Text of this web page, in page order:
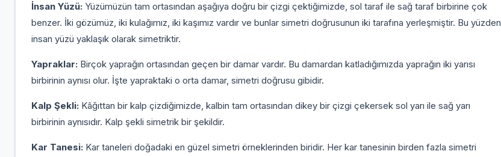
İnsan Yüzü:Yüzümüzün tam ortasından aşağıya doğru bir çizgi çektiğimizde, sol taraf ile sağ taraf birbirine çok
benzer. İki gözümüz, iki kulağımız, iki kaşımız vardır ve bunlar simetri doğrusunun iki tarafına yerleşmiştir. Bu yüzden
insan yüzü yaklaşık olarak simetriktir.
Yapraklar:Birçok yaprağın ortasından geçen bir damar vardır. Bu damardan katladığımızda yaprağın iki yarısı
birbirinin aynısı olur. İşte yapraktaki o orta damar, simetri doğrusu gibidir.
Kalp Şekli:Kâğıttan bir kalp çizdiğimizde, kalbin tam ortasından dikey bir çizgi çekersek sol yarı ile sağ yarı
birbirinin aynısıdır. Kalp şekli simetrik bir şekildir.
Kar Tanesi:Kar taneleri doğadaki en güzel simetri örneklerinden biridir. Her kar tanesinin birden fazla simetri